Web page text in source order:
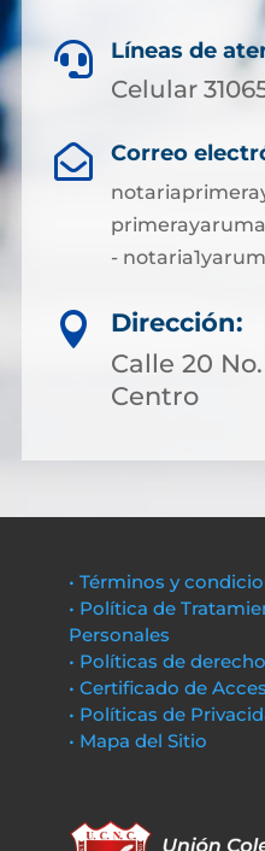
 Líneas de
Celular
 Correo
-

Dirección:
Calle 20
Centro
• Términos y
• Política de
Personales
• Políticas de
• Certificado de
• Políticas de
• Mapa del Sitio